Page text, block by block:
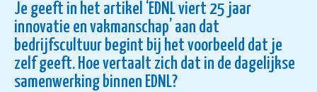
Je geeft in het artikel ‘EDNL viert 25 jaar
innovatie en vakmanschap’ aan dat
bedrijfscultuur begint bij het voorbeeld dat je
zelf geeft. Hoe vertaalt zich dat in de dagelijkse
samenwerking binnen EDNL?